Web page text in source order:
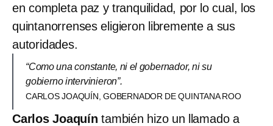
en completa paz y tranquilidad, por lo cual, los
quintanorrenses eligieron libremente a sus
autoridades.
“Como una constante, ni el gobernador, ni su
gobierno intervinieron”.
CARLOS JOAQUÍN, GOBERNADOR DE QUINTANA ROO
Carlos Joaquíntambién hizo un llamado a